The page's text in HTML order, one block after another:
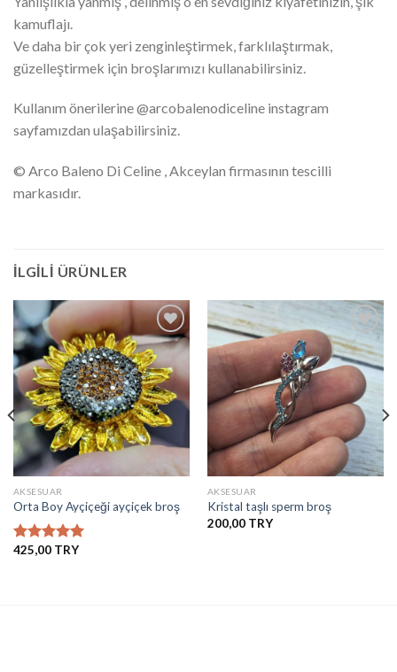
kamuflajı.
Ve daha bir çok yeri zenginleştirmek, farklılaştırmak,
güzelleştirmek için broşlarımızı kullanabilirsiniz.
Kullanım önerilerine @arcobalenodiceline instagram
sayfamızdan ulaşabilirsiniz.
© Arco Baleno Di Celine , Akceylan firmasının tescilli
markasıdır.
İLGILI ÜRÜNLER
İstek
Listesine
Ekle
AKSESUAR
Orta Boy Ayçiçeği ayçiçek broş
5 üzerinden
425,00
İstek
Listesine
Ekle
AKSESUAR
Kristal taşlı sperm broş
200,00